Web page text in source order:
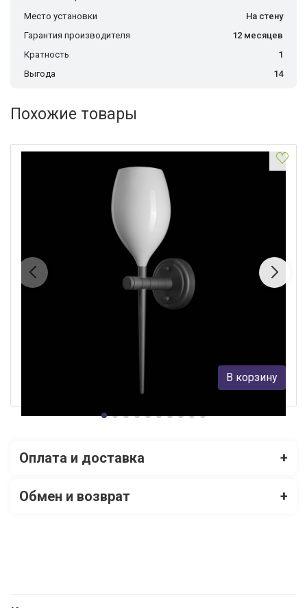
Место установки
На стену
Гарантия производителя
12 месяцев
Кратность
1
Выгода
14
Похожие товары
Бра Lightstar Meta Duovo 807610
В корзину
Оплата и доставка +
Обмен и возврат +